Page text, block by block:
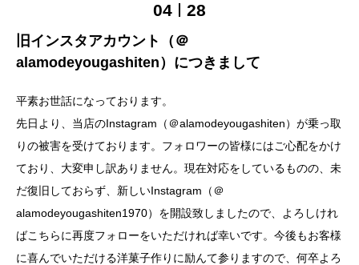
04 28
旧インスタアカウント（＠
alamodeyougashiten）につきまして
平素お世話になっております。
先日より、当店のInstagram（＠alamodeyougashiten）が乗っ取
りの被害を受けております。フォロワーの皆様にはご心配をかけ
ており、大変申し訳ありません。現在対応をしているものの、未
だ復旧しておらず、新しいInstagram（＠
alamodeyougashiten1970）を開設致しましたので、よろしけれ
ばこちらに再度フォローをいただければ幸いです。今後もお客様
に喜んでいただける洋菓子作りに励んて参りますので、何卒よろ